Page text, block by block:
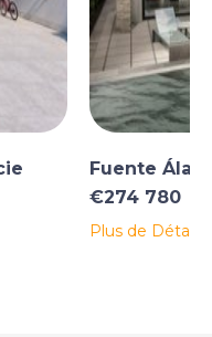
pour
d'informations !
Fuente
€274 780
Plus de Détails